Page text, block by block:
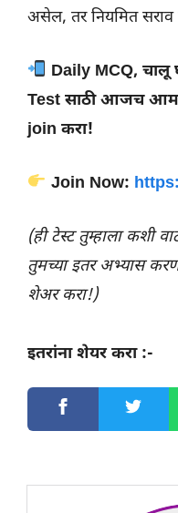
असेल, तर नियमित
Daily MCQ, चालू
Test साठी आजच
join करा!
Join Now:
(ही टेस्ट तुम्हाला कशी
तुमच्या इतर अभ्यास
शेअर करा!)
इतरांना शेयर करा :-